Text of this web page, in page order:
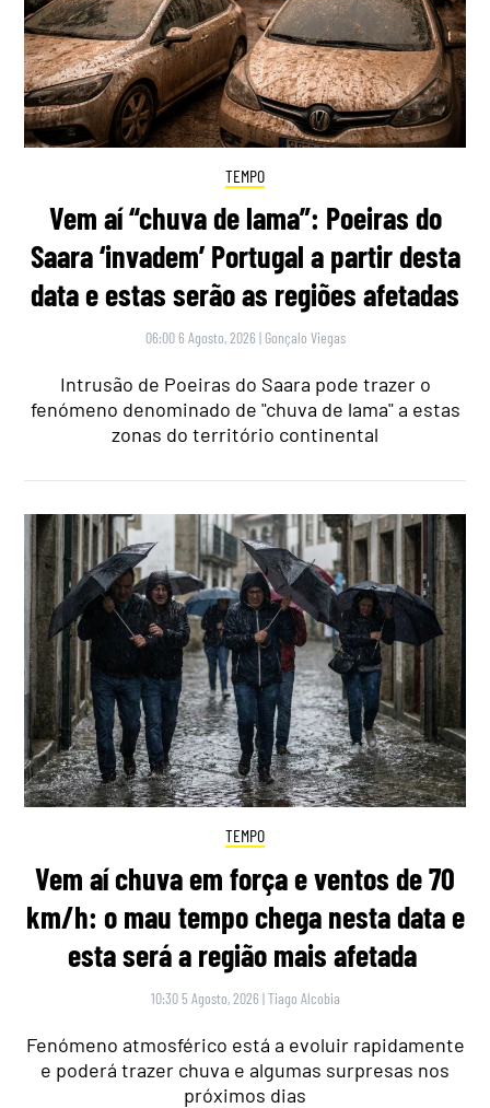
TEMPO
Vem aí “chuva de lama”: Poeiras do
Saara ‘invadem’ Portugal a partir desta
data e estas serão as regiões afetadas
06:00 6 Agosto, 2026 | Gonçalo Viegas
Intrusão de Poeiras do Saara pode trazer o
fenómeno denominado de "chuva de lama" a estas
zonas do território continental
TEMPO
Vem aí chuva em força e ventos de 70
km/h: o mau tempo chega nesta data e
esta será a região mais afetada
10:30 5 Agosto, 2026 |Tiago Alcobia
Fenómeno atmosférico está a evoluir rapidamente
e poderá trazer chuva e algumas surpresas nos
próximos dias